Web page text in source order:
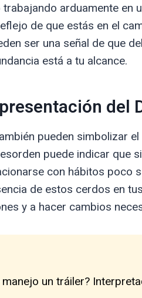
arduamente en
de que estás en el
ser una señal de que
está a tu alcance.
del
pueden simbolizar
puede indicar que
con hábitos poco
de estos cerdos en
y a hacer cambios
un tráiler?